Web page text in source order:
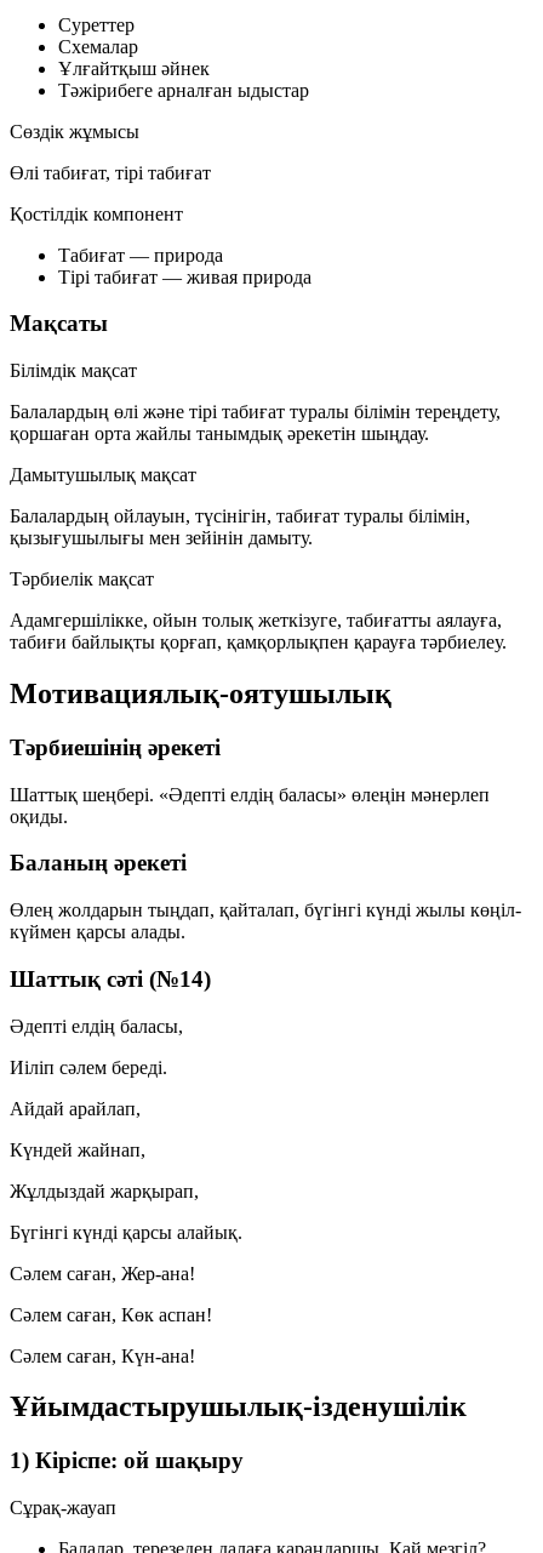
Суреттер
Схемалар
Ұлғайтқыш әйнек
Тәжірибеге арналған ыдыстар
Сөздік жұмысы
Өлі табиғат, тірі табиғат
Қостілдік компонент
Табиғат — природа
Тірі табиғат — живая природа
Мақсаты
Білімдік мақсат
Балалардың өлі және тірі табиғат туралы білімін тереңдету,
қоршаған орта жайлы танымдық әрекетін шыңдау.
Дамытушылық мақсат
Балалардың ойлауын, түсінігін, табиғат туралы білімін,
қызығушылығы мен зейінін дамыту.
Тәрбиелік мақсат
Адамгершілікке, ойын толық жеткізуге, табиғатты аялауға,
табиғи байлықты қорғап, қамқорлықпен қарауға тәрбиелеу.
Мотивациялық-оятушылық
Тәрбиешінің әрекеті
Шаттық шеңбері. «Әдепті елдің баласы» өлеңін мәнерлеп
оқиды.
Баланың әрекеті
Өлең жолдарын тыңдап, қайталап, бүгінгі күнді жылы көңіл-
күймен қарсы алады.
Шаттық сәті (№14)
Әдепті елдің баласы,
Иіліп сәлем береді.
Айдай арайлап,
Күндей жайнап,
Жұлдыздай жарқырап,
Бүгінгі күнді қарсы алайық.
Сәлем саған, Жер-ана!
Сәлем саған, Көк аспан!
Сәлем саған, Күн-ана!
Ұйымдастырушылық-ізденушілік
1) Кіріспе: ой шақыру
Сұрақ-жауап
Балалар, терезеден далаға қараңдаршы. Қай мезгіл?